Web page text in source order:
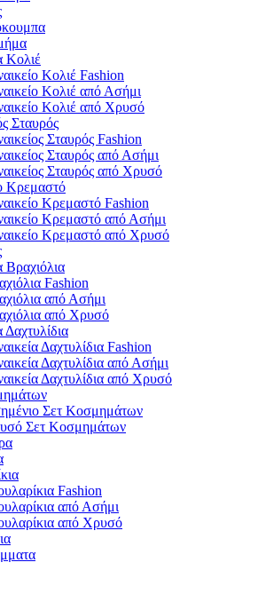
Κολιέ
Κολιέ Fashion
Κολιέ από Ασήμι
Κολιέ από Χρυσό
Σταυρός
Σταυρός Fashion
Σταυρός από Ασήμι
Σταυρός από Χρυσό
Κρεμαστό
Κρεμαστό Fashion
Κρεμαστό από Ασήμι
Κρεμαστό από Χρυσό
Βραχιόλια
Fashion
από Ασήμι
από Χρυσό
Δαχτυλίδια
Δαχτυλίδια Fashion
Δαχτυλίδια από Ασήμι
Δαχτυλίδια από Χρυσό
Σετ Κοσμημάτων
Σετ Κοσμημάτων
Fashion
από Ασήμι
από Χρυσό